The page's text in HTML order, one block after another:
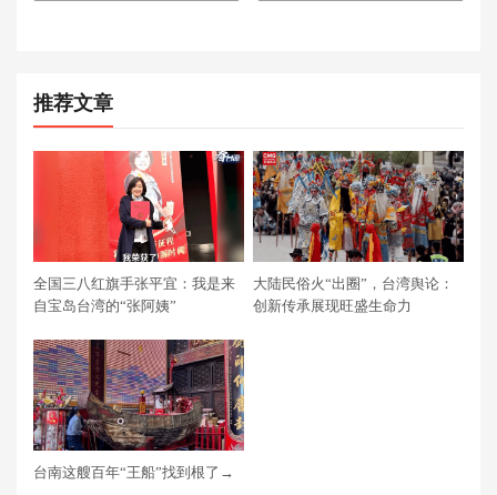
推荐文章
全国三八红旗手张平宜：我是来
自宝岛台湾的“张阿姨”
大陆民俗火“出圈”，台湾舆论：
创新传承展现旺盛生命力
台南这艘百年“王船”找到根了→